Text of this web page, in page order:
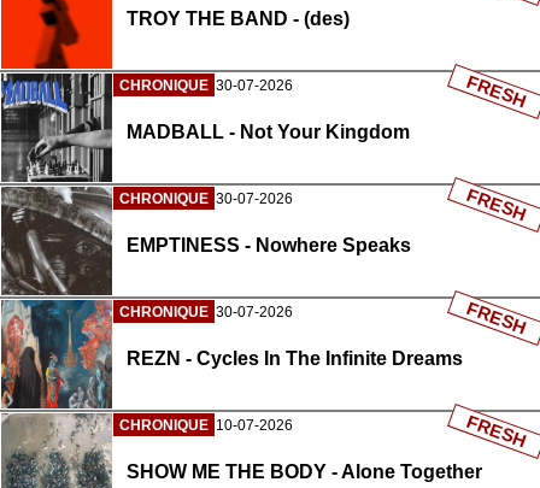
TROY THE BAND - (des)
CHRONIQUE 30-07-2026
MADBALL - Not Your Kingdom
FRESH
CHRONIQUE 30-07-2026
EMPTINESS - Nowhere Speaks
FRESH
CHRONIQUE 30-07-2026
REZN - Cycles In The Infinite Dreams
FRESH
CHRONIQUE 10-07-2026
SHOW ME THE BODY - Alone Together
FRESH